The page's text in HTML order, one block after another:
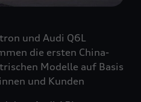
und Audi Q6L
die ersten China-
Modelle auf Basis
und Kunden